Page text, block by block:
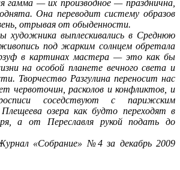
гамма — их производное — празднична,
Она переводит систему образов
отрывая от обыденности.
художника выплескивались в Среднюю
под жарким солнцем обретала
в картинах мастера — это как бы
на особой планете вечного света и
Творчество Разгулина переносит нас
червоточин, расколов и конфликтов, и
соседствуют с парижским
Плещеева озера как будто переходят в
а от Переславля рукой подать до
«Собрание» №4 за декабрь 2009